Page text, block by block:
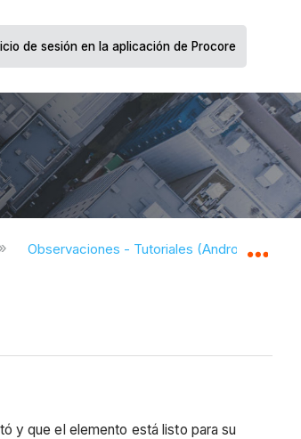
de sesión en la aplicación de Procore
Observaciones - Tutoriales (Android)
y que el elemento está listo para su